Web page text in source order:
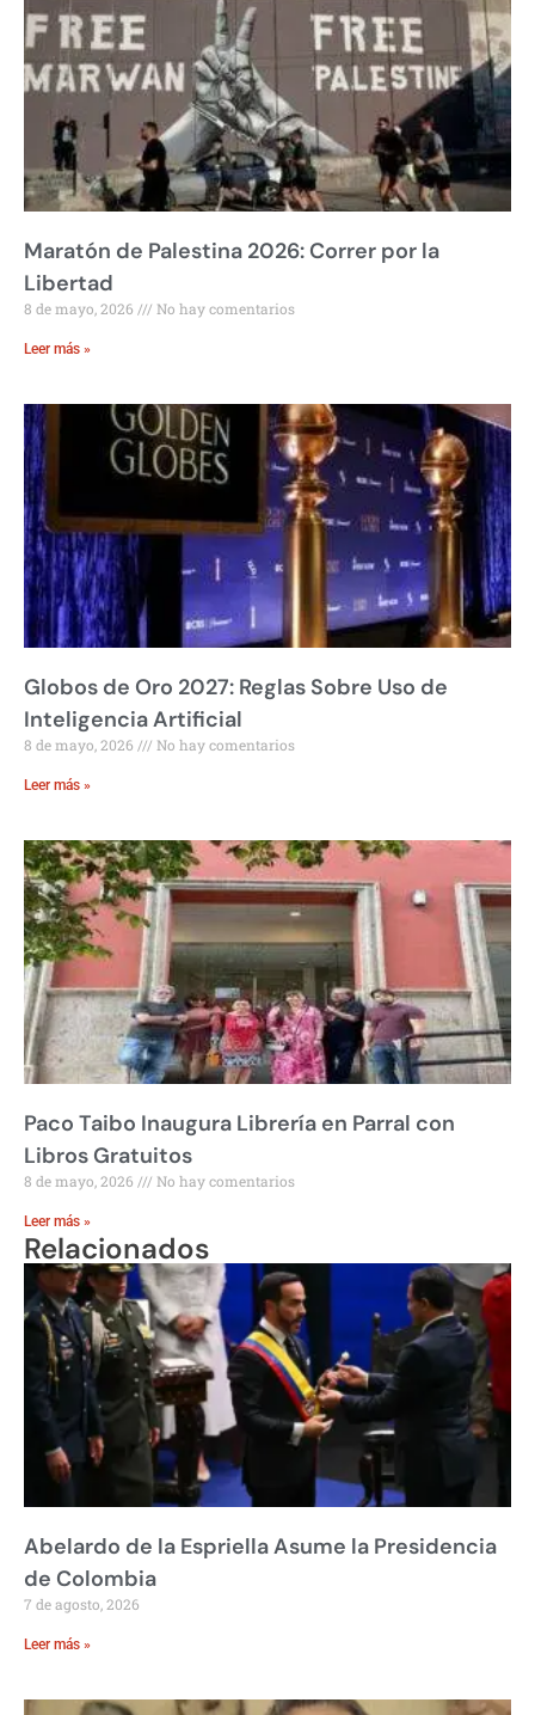
Maratón de Palestina 2026: Correr por la
Libertad
8 de mayo, 2026 No hay comentarios
Leer más »
Globos de Oro 2027: Reglas Sobre Uso de
Inteligencia Artificial
8 de mayo, 2026 No hay comentarios
Leer más »
Paco Taibo Inaugura Librería en Parral con
Libros Gratuitos
8 de mayo, 2026 No hay comentarios
Leer más »
Relacionados
Abelardo de la Espriella Asume la Presidencia
de Colombia
7 de agosto, 2026
Leer más »